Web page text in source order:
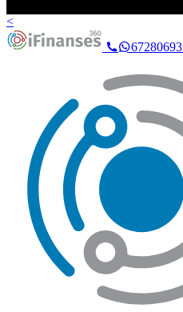
<
67280693